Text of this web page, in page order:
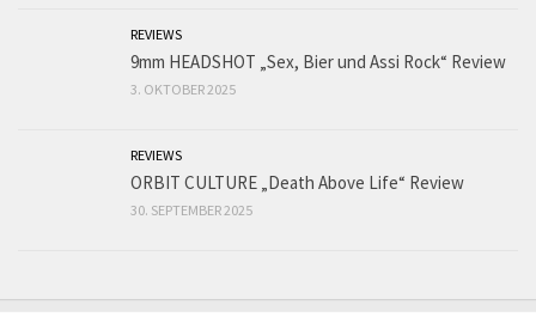
REVIEWS
9mm HEADSHOT „Sex, Bier und Assi Rock“ Review
3. OKTOBER 2025
REVIEWS
ORBIT CULTURE „Death Above Life“ Review
30. SEPTEMBER 2025